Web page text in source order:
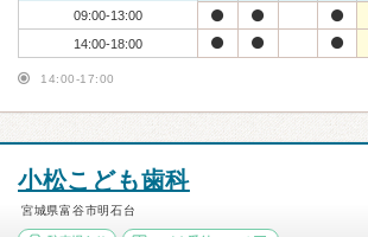
09:00-13:00
14:00-18:00
14:00-17:00
小松こども歯科
宮城県富谷市明石台